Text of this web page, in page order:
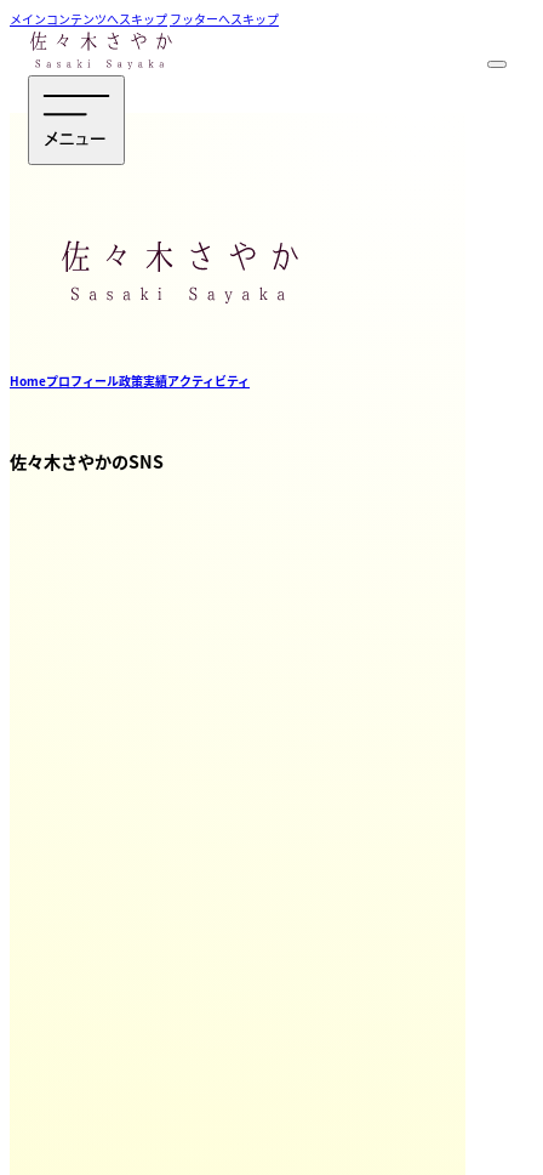
メインコンテンツへスキップ フッターへスキップ
Homeプロフィール政策実績アクティビティ
佐々木さやかのSNS